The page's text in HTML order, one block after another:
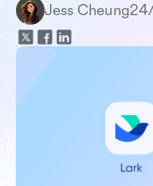
Jess Cheung